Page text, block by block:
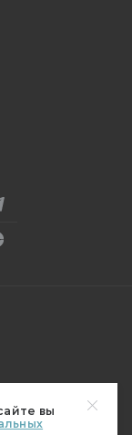
вы
редакции.